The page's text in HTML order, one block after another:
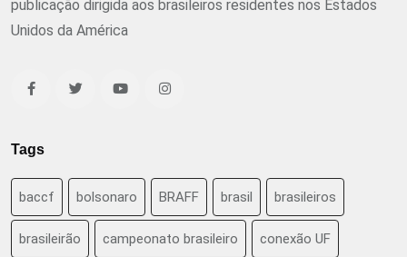
publicação dirigida aos brasileiros residentes nos Estados
Unidos da América
Tags
baccf bolsonaro BRAFF brasil brasileiros
brasileirão campeonato brasileiro conexão UF